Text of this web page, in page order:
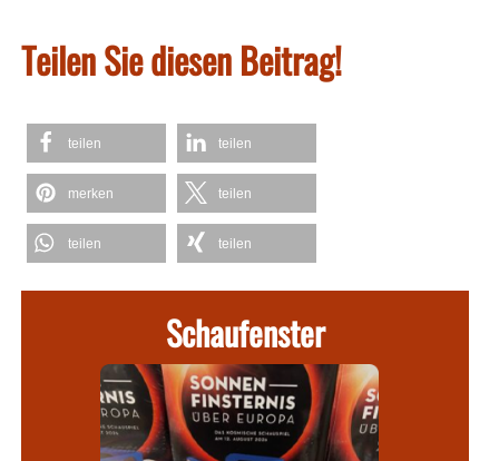
Teilen Sie diesen Beitrag!
teilen teilen
merken teilen
teilen teilen
Schaufenster